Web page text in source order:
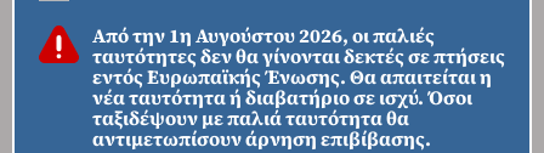
Από την 1η Αυγούστου 2026, οι παλιές
ταυτότητες δεν θα γίνονται δεκτές σε πτήσεις
εντός Ευρωπαϊκής Ένωσης. Θα απαιτείται η
νέα ταυτότητα ή διαβατήριο σε ισχύ. Όσοι
ταξιδέψουν με παλιά ταυτότητα θα
αντιμετωπίσουν άρνηση επιβίβασης.